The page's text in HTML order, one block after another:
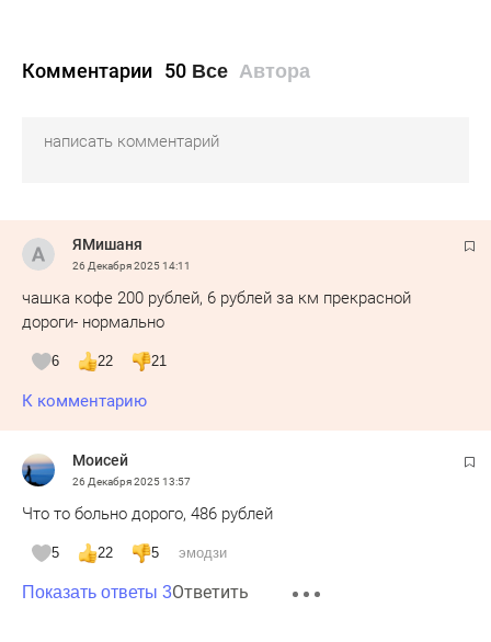
Комментарии 50 Все Автора
ЯМишаня
26 Декабря 202514:11
чашка кофе 200 рублей, 6 рублей за км прекрасной
дороги- нормально
6 22 21
К комментарию
Моисей
26 Декабря 202513:57
Что то больно дорого, 486 рублей
5 22 5 эмодзи
Показать ответы 3Ответить